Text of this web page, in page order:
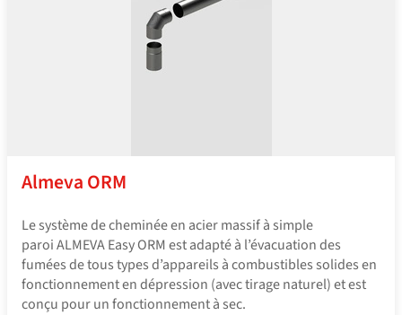
Almeva ORM
Le système de cheminée en acier massif à simple
paroi ALMEVA Easy ORM est adapté à l’évacuation des
fumées de tous types d’appareils à combustibles solides en
fonctionnement en dépression (avec tirage naturel) et est
conçu pour un fonctionnement à sec.